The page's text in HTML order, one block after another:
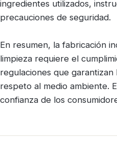
ingredientes utilizados,
precauciones de seguridad.
En resumen, la fabricación
limpieza requiere el
regulaciones que garantizan
respeto al medio ambiente.
confianza de los